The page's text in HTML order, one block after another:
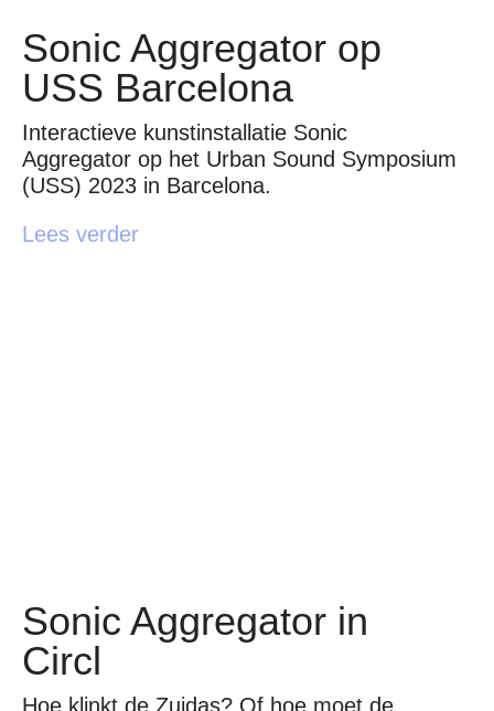
Sonic Aggregator op
USS Barcelona
Interactieve kunstinstallatie Sonic
Aggregator op het Urban Sound Symposium
(USS) 2023 in Barcelona.
Lees verder
Sonic Aggregator in
Circl
Hoe klinkt de Zuidas? Of hoe moet de